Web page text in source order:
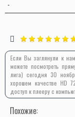
-
Если Вы заглянули к
можете посмотреть
лига) сегодня 30
хорошем качестве HD
доступ к плееру с
Похожие: